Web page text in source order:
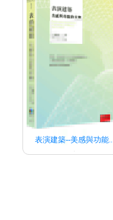
表演建築--美感與功能..